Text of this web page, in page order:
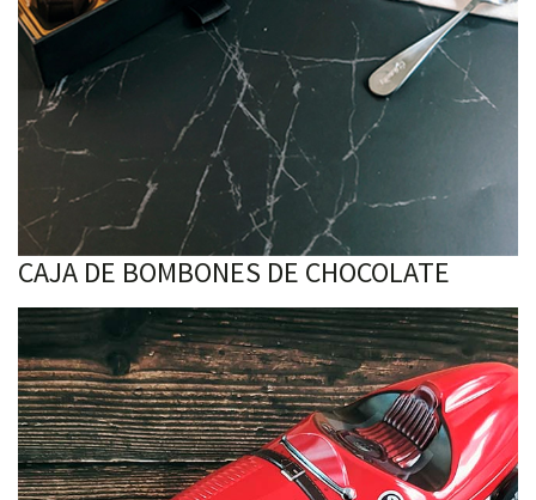
CAJA DE BOMBONES DE CHOCOLATE